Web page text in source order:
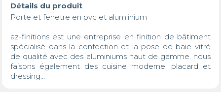
Détails du produit
Porte et fenetre en pvc et alumlinium
az-finitions est une entreprise en finition de bâtiment
spécialisé dans la confection et la pose de baie vitré
de qualité avec des aluminiums haut de gamme. nous
faisons également des cuisine moderne, placard et
dressing…